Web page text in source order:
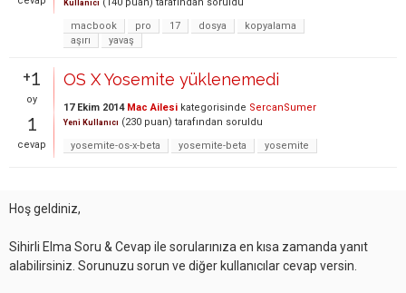
Kullanıcı
macbook
pro 17 dosya
kopyalama
aşırı
yavaş
+1
oy
1
cevap
OS X Yosemite yüklenemedi
17 Ekim 2014 Mac Ailesi kategorisinde SercanSumer
Yeni Kullanıcı (230 puan) tarafından soruldu
yosemite-os-x-beta
yosemite-beta yosemite
Hoş geldiniz,
Sihirli Elma Soru & Cevap ile sorularınıza en kısa zamanda yanıt
alabilirsiniz. Sorunuzu sorun ve diğer kullanıcılar cevap versin.